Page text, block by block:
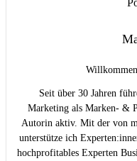
Seit über 30 Jahren
Marketing als Marken- &
Autorin aktiv. Mit der von
unterstütze ich
hochprofitables Experten